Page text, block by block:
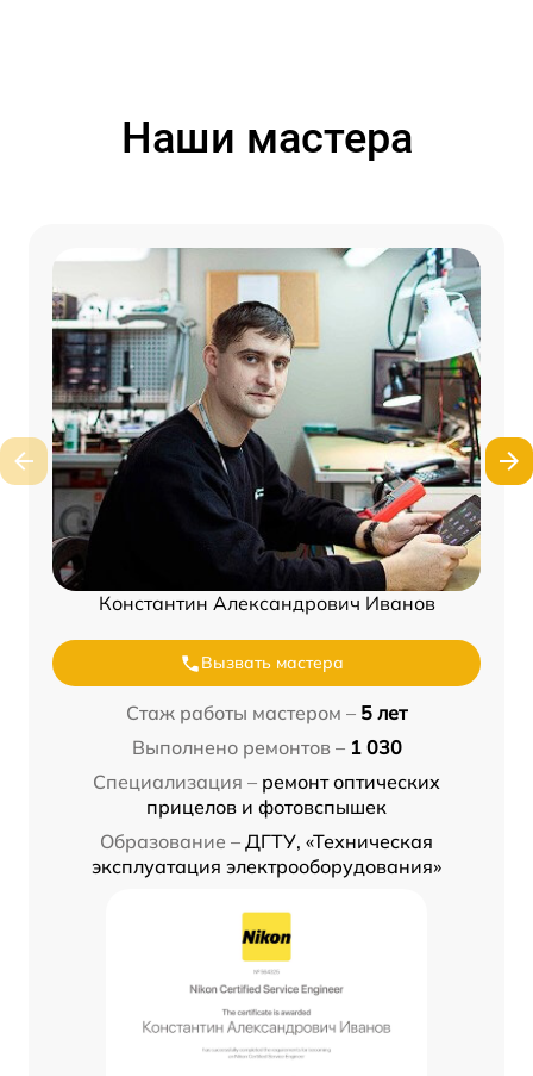
Наши мастера
Константин Александрович Иванов
Вызвать мастера
Стаж работы мастером – 5 лет
Выполнено ремонтов – 1 030
Специализация – ремонт оптических
прицелов и фотовспышек
Образование – ДГТУ, «Техническая
эксплуатация электрооборудования»